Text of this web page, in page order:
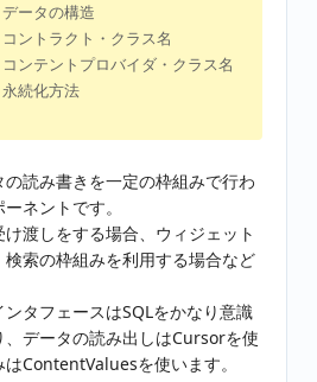
データの構造
コントラクト・クラス名
コンテントプロバイダ・クラス名
永続化方法
読み書きを一定の枠組みで行わ
ネントです。
渡しをする場合、ウィジェット
索の枠組みを利用する場合など
タフェースはSQLをかなり意識
、データの読み出しはCursorを使
ContentValuesを使います。